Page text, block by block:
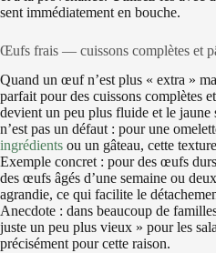
sent immédiatement en bouche.
Œufs frais — cuissons complètes et
Quand un œuf n’est plus « extra »
parfait pour des cuissons complètes
devient un peu plus fluide et le jaune
n’est pas un défaut : pour une
ingrédients ou un gâteau, cette
Exemple concret : pour des œufs
des œufs âgés d’une semaine ou
agrandie, ce qui facilite le
Anecdote : dans beaucoup de
juste un peu plus vieux » pour les
précisément pour cette raison.